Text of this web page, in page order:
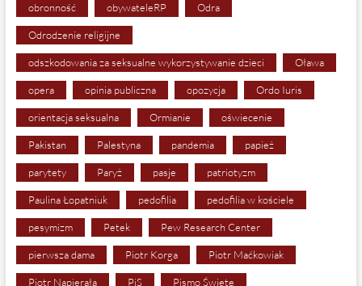
obronność obywateleRP Odra
Odrodzenie religijne
odszkodowania za seksualne wykorzystywanie dzieci Oława
opera opinia publiczna opozycja Ordo Iuris
orientacja seksualna Ormianie oświecenie
Pakistan Palestyna pandemia papież
parytety Paryż pasje patriotyzm
Paulina Łopatniuk pedofilia pedofilia w kościele
pesymizm Petek Pew Research Center
pierwsza dama Piotr Korga Piotr Maćkowiak
Piotr Napierała PiS Pismo Święte